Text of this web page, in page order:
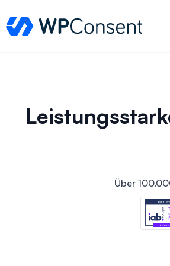
WPConsent
Über